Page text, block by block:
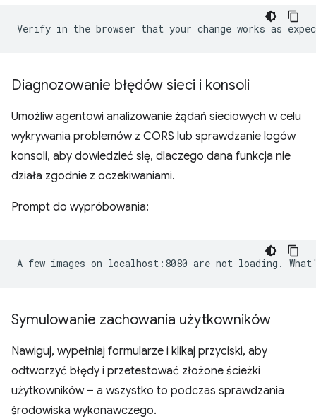
Diagnozowanie błędów sieci i konsoli
Umożliw agentowi analizowanie żądań sieciowych w celu
wykrywania problemów z CORS lub sprawdzanie logów
konsoli, aby dowiedzieć się, dlaczego dana funkcja nie
działa zgodnie z oczekiwaniami.
Prompt do wypróbowania:
Symulowanie zachowania użytkowników
Nawiguj, wypełniaj formularze i klikaj przyciski, aby
odtworzyć błędy i przetestować złożone ścieżki
użytkowników – a wszystko to podczas sprawdzania
środowiska wykonawczego.